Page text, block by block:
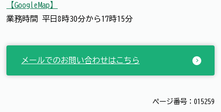
【GoogleMap】
業務時間 平日8時30分から17時15分
メールでのお問い合わせはこちら
ページ番号：015259